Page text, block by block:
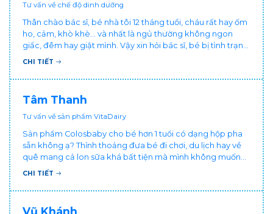
Tư vấn về chế độ dinh dưỡng
Thân chào bác sĩ, bé nhà tôi 12 tháng tuổi, cháu rất hay ốm
ho, cảm, khò khè... và nhất là ngủ thường không ngon
giấc, đêm hay giật mình. Vậy xin hỏi bác sĩ, bé bị tình trạng
vậy nên làm sao để con khỏe mạnh và ngủ ngon giấc hơn
chăm cháu hay ốm ạ?. Cảm ơn bác sĩ.
CHI TIẾT
Tâm Thanh
Tư vấn về sản phẩm VitaDairy
Sản phẩm Colosbaby cho bé hơn 1 tuổi có dạng hộp pha
sẵn không ạ? Thỉnh thoảng đưa bé đi chơi, du lịch hay về
quê mang cả lon sữa khá bất tiện mà mình không muốn
đổi cho bé dùng sữa tươi hộp khác sợ bé nạ sữa ảnh
CHI TIẾT
Vũ Khánh